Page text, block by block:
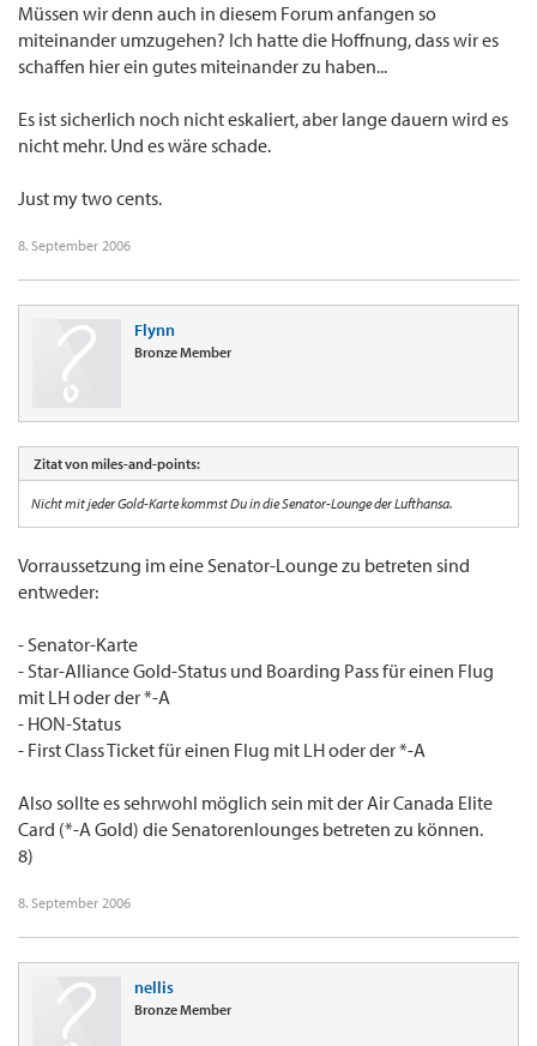
Müssen wir denn auch in diesem Forum anfangen so
miteinander umzugehen? Ich hatte die Hoffnung, dass wir es
schaffen hier ein gutes miteinander zu haben...
Es ist sicherlich noch nicht eskaliert, aber lange dauern wird es
nicht mehr. Und es wäre schade.
Just my two cents.
8. September 2006
Flynn
Bronze Member
Zitat von miles-and-points:
Nicht mit jeder Gold-Karte kommst Du in die Senator-Lounge der Lufthansa.
Vorraussetzung im eine Senator-Lounge zu betreten sind
entweder:
- Senator-Karte
- Star-Alliance Gold-Status und Boarding Pass für einen Flug
mit LH oder der *-A
- HON-Status
- First Class Ticket für einen Flug mit LH oder der *-A
Also sollte es sehrwohl möglich sein mit der Air Canada Elite
Card (*-A Gold) die Senatorenlounges betreten zu können.
8)
8. September 2006
nellis
Bronze Member